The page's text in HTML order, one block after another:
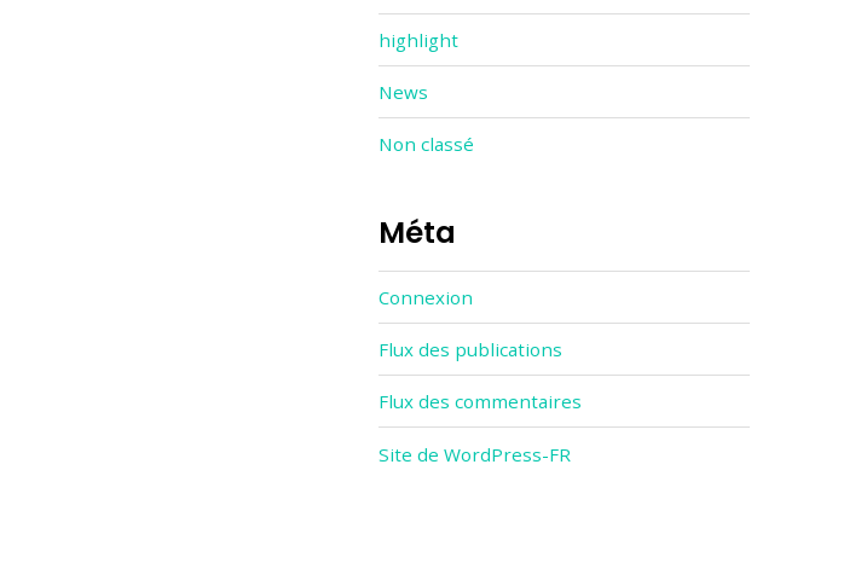
highlight
News
Non classé
Méta
Connexion
Flux des publications
Flux des commentaires
Site de WordPress-FR